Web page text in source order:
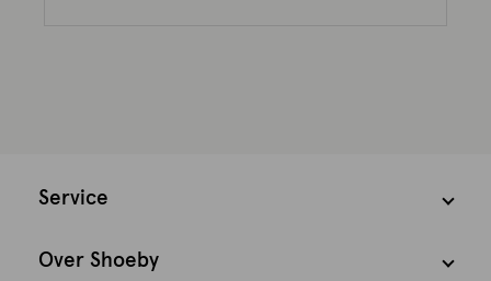
Service
Over Shoeby